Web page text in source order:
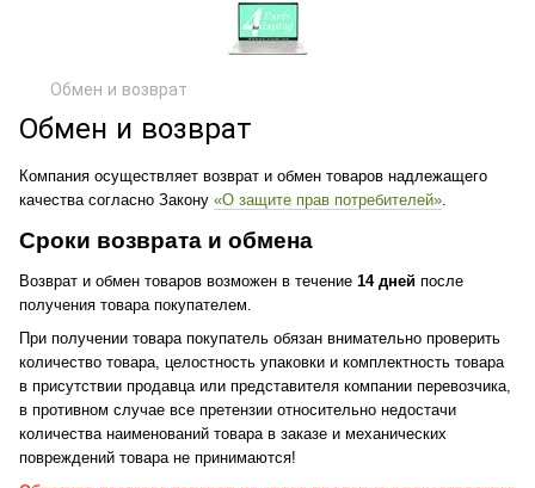
Обмен и возврат
Обмен и возврат
Компания осуществляет возврат и обмен товаров надлежащего
качества согласно Закону «О защите прав потребителей».
Сроки возврата и обмена
Возврат и обмен товаров возможен в течение 14 дней после
получения товара покупателем.
При получении товара покупатель обязан внимательно проверить
количество товара, целостность упаковки и комплектность товара
в присутствии продавца или представителя компании перевозчика,
в противном случае все претензии относительно недостачи
количества наименований товара в заказе и механических
повреждений товара не принимаются!